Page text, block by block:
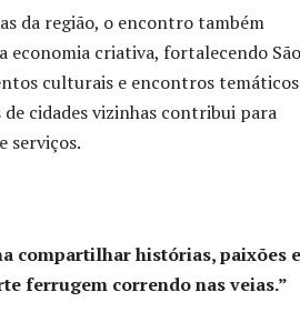
da região, o encontro também
economia criativa, fortalecendo São
culturais e encontros
cidades vizinhas contribui para
serviços.
compartilhar histórias, paixões e
ferrugem correndo nas veias.”